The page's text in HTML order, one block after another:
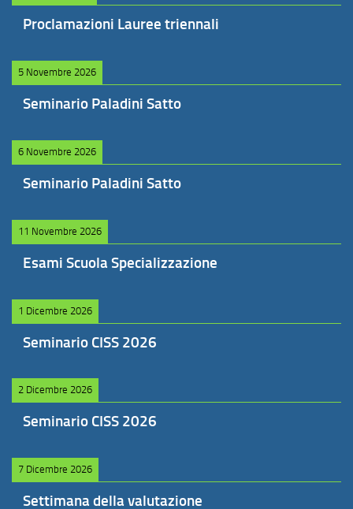
Proclamazioni Lauree triennali
5 Novembre 2026
Seminario Paladini Satto
6 Novembre 2026
Seminario Paladini Satto
11 Novembre 2026
Esami Scuola Specializzazione
1 Dicembre 2026
Seminario CISS 2026
2 Dicembre 2026
Seminario CISS 2026
7 Dicembre 2026
Settimana della valutazione